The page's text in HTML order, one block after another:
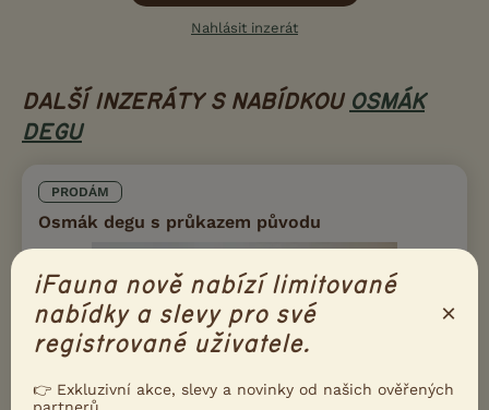
Nahlásit inzerát
DALŠÍ INZERÁTY S NABÍDKOU OSMÁK
DEGU
PRODÁM
Osmák degu s průkazem původu
iFauna nově nabízí limitované
nabídky a slevy pro své
registrované uživatele.
×
👉 Exkluzivní akce, slevy a novinky od našich ověřených
partnerů